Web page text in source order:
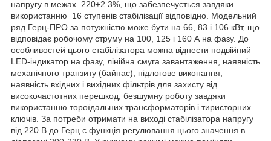
напругу в межах 220±2.3%, що забезпечується завдяки
використанню 16 ступенів стабілізації відповідно. Модельний
ряд Герц-ПРО за потужністю може бути на 66, 83 і 106 кВт, що
відповідає робочому струму на 100, 125 і 160 А на фазу. До
особливостей цього стабілізатора можна віднести подвійний
LED-індикатор на фазу, лінійна смуга завантаження, наявність
механічного транзиту (байпас), підлогове виконання,
наявність вхідних і вихідних фільтрів для захисту від
високочастотних перешкод, безшумну роботу завдяки
використанню тороїдальних трансформаторів і тиристорних
ключів. За потреби отримати на виході стабілізатора напругу
від 220 В до Герц є функція регулювання цього значення в